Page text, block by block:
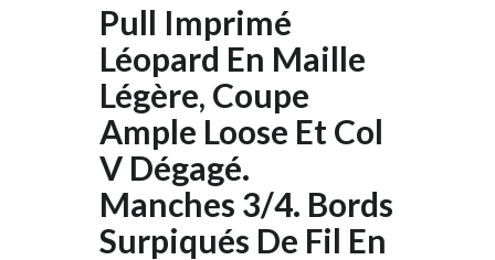
Pull Imprimé
Léopard En Maille
Légère, Coupe
Ample Loose Et Col
V Dégagé.
Manches 3/4. Bords
Surpiqués De Fil En